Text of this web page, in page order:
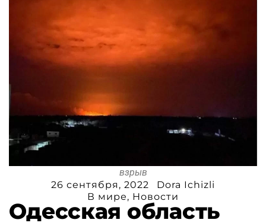
взрыв
26 сентября, 2022
Dora Ichizli
В мире, Новости
Одесская область